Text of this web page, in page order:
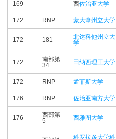
169 - 西佐治亚大学
172 RNP 蒙大拿州立大学
172 181
北达科他州立大
学
172
南部第
34
田纳西理工大学
172 RNP 孟菲斯大学
176 RNP 佐治亚南方大学
176
西部第
5
西雅图大学
科罗拉多大学科